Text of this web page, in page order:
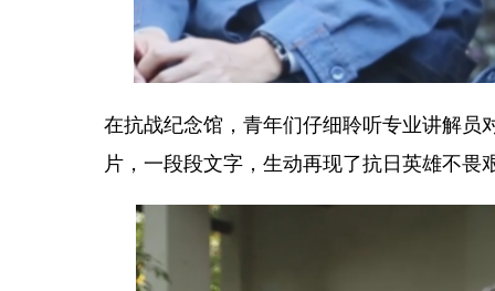
在抗战纪念馆，青年们仔细聆听专业讲解
片，一段段文字，生动再现了抗日英雄不